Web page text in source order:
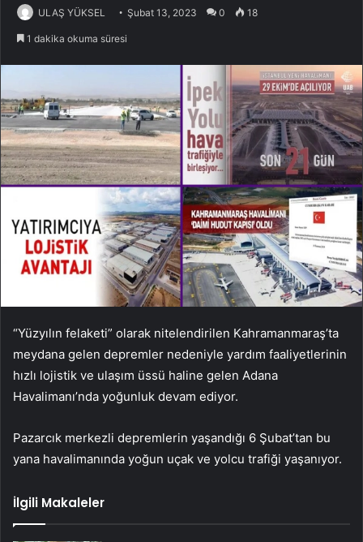
ULAŞ YÜKSEL Şubat 13, 2023 0 18
1 dakika okuma süresi
“Yüzyılın felaketi” olarak nitelendirilen Kahramanmaraş’ta
meydana gelen depremler nedeniyle yardım faaliyetlerinin
hızlı lojistik ve ulaşım üssü haline gelen Adana
Havalimanı’nda yoğunluk devam ediyor.
Pazarcık merkezli depremlerin yaşandığı 6 Şubat’tan bu
yana havalimanında yoğun uçak ve yolcu trafiği yaşanıyor.
İlgili Makaleler